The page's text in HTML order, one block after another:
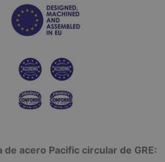
de acero Pacific circular de GRE: